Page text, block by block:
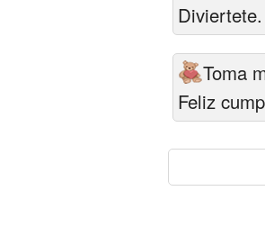
Diviertete.
Toma
Feliz